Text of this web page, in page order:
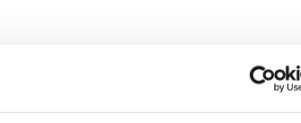
joka tukee valitsemaansa Taksvärkin